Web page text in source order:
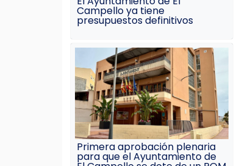
Campello ya tiene
presupuestos definitivos
Primera aprobación plenaria
para que el Ayuntamiento de